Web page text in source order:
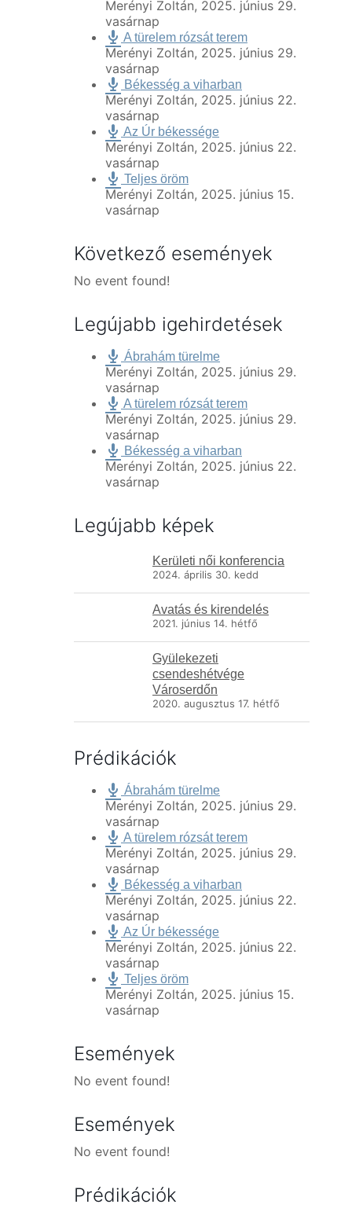
Merényi Zoltán, 2025. június 29.
vasárnap
A türelem rózsát terem
Merényi Zoltán, 2025. június 29.
vasárnap
Békesség a viharban
Merényi Zoltán, 2025. június 22.
vasárnap
Az Úr békessége
Merényi Zoltán, 2025. június 22.
vasárnap
Teljes öröm
Merényi Zoltán, 2025. június 15.
vasárnap
Következő események
No event found!
Legújabb igehirdetések
Ábrahám türelme
Merényi Zoltán, 2025. június 29.
vasárnap
A türelem rózsát terem
Merényi Zoltán, 2025. június 29.
vasárnap
Békesség a viharban
Merényi Zoltán, 2025. június 22.
vasárnap
Legújabb képek
Kerületi női konferencia
2024. április 30. kedd
Avatás és kirendelés
2021. június 14. hétfő
Gyülekezeti
csendeshétvége
Városerdőn
2020. augusztus 17. hétfő
Prédikációk
Ábrahám türelme
Merényi Zoltán, 2025. június 29.
vasárnap
A türelem rózsát terem
Merényi Zoltán, 2025. június 29.
vasárnap
Békesség a viharban
Merényi Zoltán, 2025. június 22.
vasárnap
Az Úr békessége
Merényi Zoltán, 2025. június 22.
vasárnap
Teljes öröm
Merényi Zoltán, 2025. június 15.
vasárnap
Események
No event found!
Események
No event found!
Prédikációk